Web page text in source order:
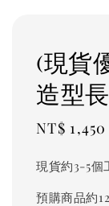
(現貨
造型
Sale
NT$ 1,450
現貨約3-5個
預購商品約